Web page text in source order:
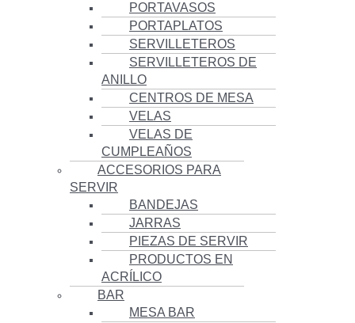
PORTAVASOS
PORTAPLATOS
SERVILLETEROS
SERVILLETEROS DE
ANILLO
CENTROS DE MESA
VELAS
VELAS DE
CUMPLEAÑOS
ACCESORIOS PARA
SERVIR
BANDEJAS
JARRAS
PIEZAS DE SERVIR
PRODUCTOS EN
ACRÍLICO
BAR
MESA BAR